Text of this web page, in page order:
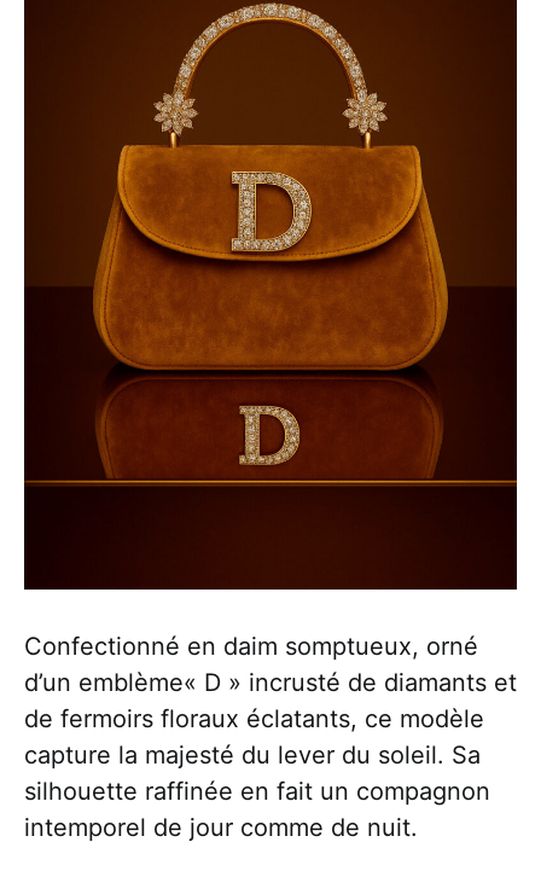
Confectionné en daim somptueux, orné
d’un emblème« D » incrusté de diamants et
de fermoirs floraux éclatants, ce modèle
capture la majesté du lever du soleil. Sa
silhouette raffinée en fait un compagnon
intemporel de jour comme de nuit.